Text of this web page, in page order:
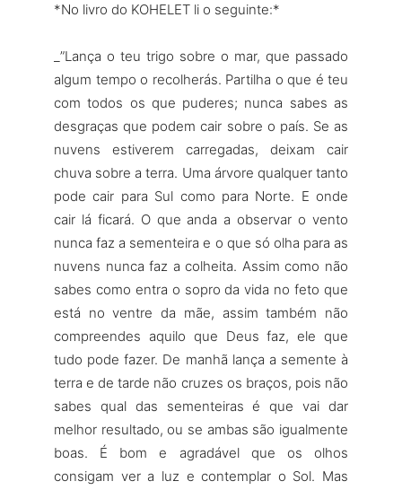
*No livro do KOHELET li o seguinte:*
_”Lança o teu trigo sobre o mar, que passado
algum tempo o recolherás. Partilha o que é teu
com todos os que puderes; nunca sabes as
desgraças que podem cair sobre o país. Se as
nuvens estiverem carregadas, deixam cair
chuva sobre a terra. Uma árvore qualquer tanto
pode cair para Sul como para Norte. E onde
cair lá ficará. O que anda a observar o vento
nunca faz a sementeira e o que só olha para as
nuvens nunca faz a colheita. Assim como não
sabes como entra o sopro da vida no feto que
está no ventre da mãe, assim também não
compreendes aquilo que Deus faz, ele que
tudo pode fazer. De manhã lança a semente à
terra e de tarde não cruzes os braços, pois não
sabes qual das sementeiras é que vai dar
melhor resultado, ou se ambas são igualmente
boas. É bom e agradável que os olhos
consigam ver a luz e contemplar o Sol. Mas